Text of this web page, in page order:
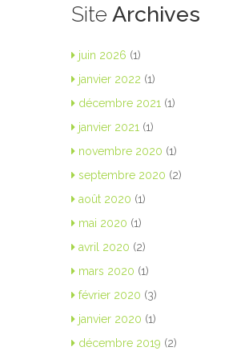
Site Archives
juin 2026 (1)
janvier 2022 (1)
décembre 2021 (1)
janvier 2021 (1)
novembre 2020 (1)
septembre 2020 (2)
août 2020 (1)
mai 2020 (1)
avril 2020 (2)
mars 2020 (1)
février 2020 (3)
janvier 2020 (1)
décembre 2019 (2)